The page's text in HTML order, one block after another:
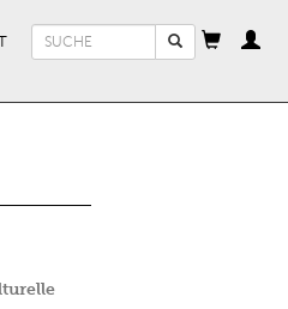
Suchformular